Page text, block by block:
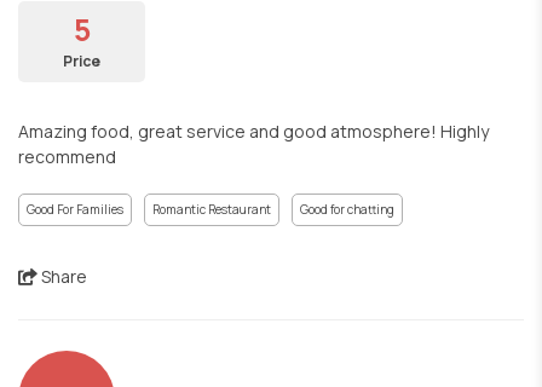
5
Price
Amazing food, great service and good atmosphere! Highly
recommend
Good For Families Romantic Restaurant Good for chatting
Share